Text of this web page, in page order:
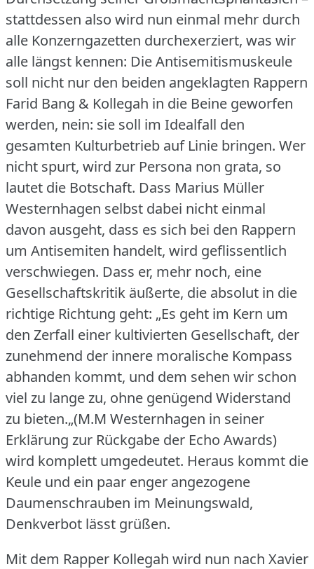
stattdessen also wird nun einmal mehr durch
alle Konzerngazetten durchexerziert, was wir
alle längst kennen: Die Antisemitismuskeule
soll nicht nur den beiden angeklagten Rappern
Farid Bang & Kollegah in die Beine geworfen
werden, nein: sie soll im Idealfall den
gesamten Kulturbetrieb auf Linie bringen. Wer
nicht spurt, wird zur Persona non grata, so
lautet die Botschaft. Dass Marius Müller
Westernhagen selbst dabei nicht einmal
davon ausgeht, dass es sich bei den Rappern
um Antisemiten handelt, wird geflissentlich
verschwiegen. Dass er, mehr noch, eine
Gesellschaftskritik äußerte, die absolut in die
richtige Richtung geht: „Es geht im Kern um
den Zerfall einer kultivierten Gesellschaft, der
zunehmend der innere moralische Kompass
abhanden kommt, und dem sehen wir schon
viel zu lange zu, ohne genügend Widerstand
zu bieten.„(M.M Westernhagen in seiner
Erklärung zur Rückgabe der Echo Awards)
wird komplett umgedeutet. Heraus kommt die
Keule und ein paar enger angezogene
Daumenschrauben im Meinungswald,
Denkverbot lässt grüßen.
Mit dem Rapper Kollegah wird nun nach Xavier